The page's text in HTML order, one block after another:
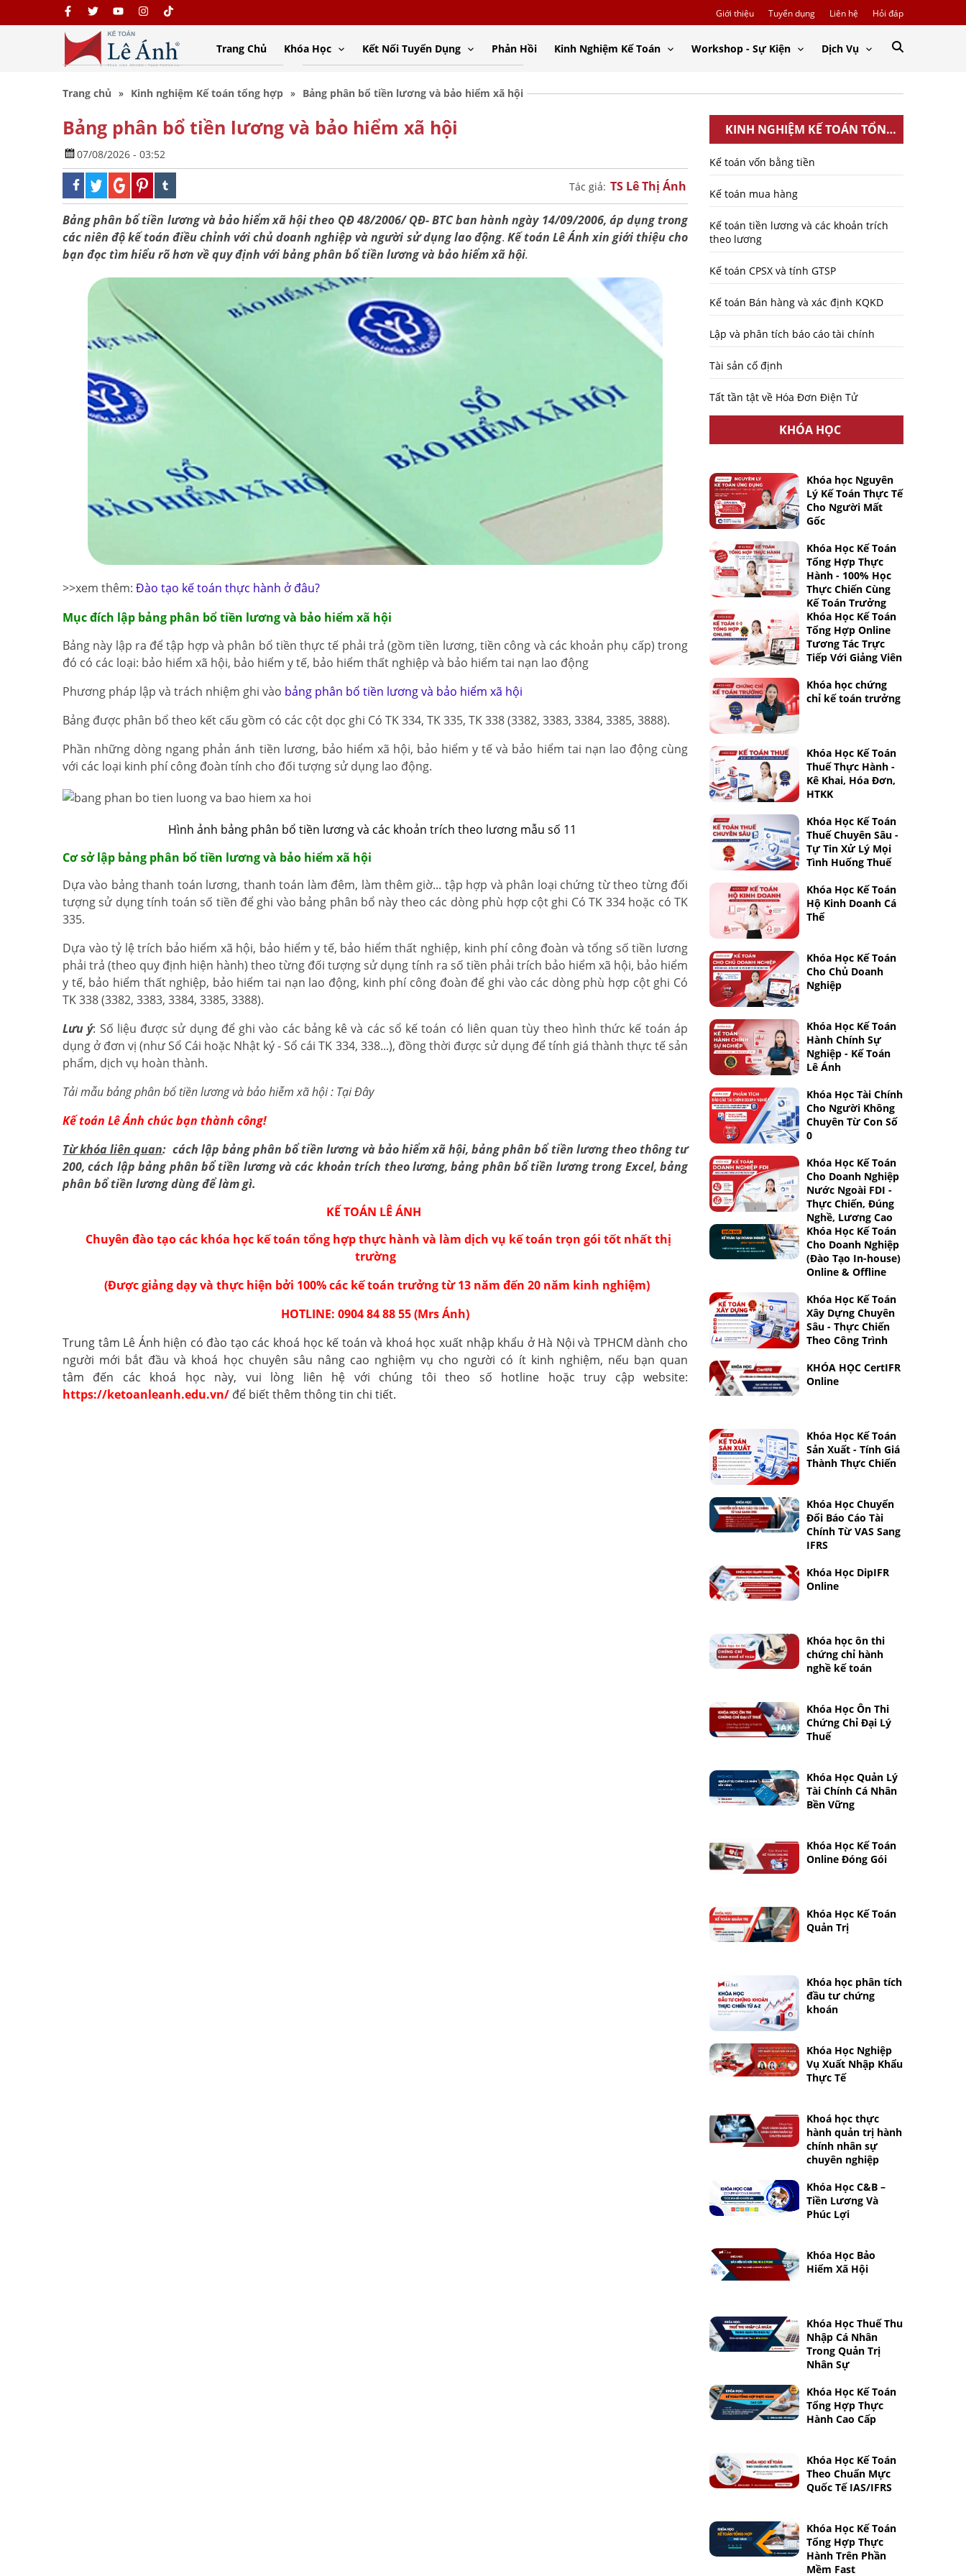
Giới thiệu Tuyển dụng Liên hệ Hỏi đáp
Trang Chủ Khóa Học Kết Nối Tuyển Dụng Phản Hồi Kinh Nghiệm Kế Toán Workshop - Sự Kiện Dịch Vụ
Trang chủ Kinh nghiệm Kế toán tổng hợp Bảng phân bổ tiền lương và bảo hiểm xã hội
Bảng phân bổ tiền lương và bảo hiểm xã hội
07/08/2026 - 03:52
Tác giả: TS Lê Thị Ánh
Bảng phân bổ tiền lương và bảo hiểm xã hội theo QĐ 48/2006/ QĐ- BTC ban hành ngày 14/09/2006, áp dụng trong
các niên độ kế toán điều chỉnh với chủ doanh nghiệp và người sử dụng lao động. Kế toán Lê Ánh xin giới thiệu cho
bạn đọc tìm hiểu rõ hơn về quy định với bảng phân bổ tiền lương và bảo hiểm xã hội.
>>xem thêm: Đào tạo kế toán thực hành ở đâu?
Mục đích lập bảng phân bổ tiền lương và bảo hiểm xã hội
Bảng này lập ra để tập hợp và phân bổ tiền thực tế phải trả (gồm tiền lương, tiền công và các khoản phụ cấp) trong
đó có các loại: bảo hiểm xã hội, bảo hiểm y tế, bảo hiểm thất nghiệp và bảo hiểm tai nạn lao động
Phương pháp lập và trách nhiệm ghi vào bảng phân bổ tiền lương và bảo hiểm xã hội
Bảng được phân bổ theo kết cấu gồm có các cột dọc ghi Có TK 334, TK 335, TK 338 (3382, 3383, 3384, 3385, 3888).
Phần những dòng ngang phản ánh tiền lương, bảo hiểm xã hội, bảo hiểm y tế và bảo hiểm tai nạn lao động cùng
với các loại kinh phí công đoàn tính cho đối tượng sử dụng lao động.
Hình ảnh bảng phân bổ tiền lương và các khoản trích theo lương mẫu số 11
Cơ sở lập bảng phân bổ tiền lương và bảo hiểm xã hội
Dựa vào bảng thanh toán lương, thanh toán làm đêm, làm thêm giờ... tập hợp và phân loại chứng từ theo từng đối
tượng sử dụng tính toán số tiền để ghi vào bảng phân bổ này theo các dòng phù hợp cột ghi Có TK 334 hoặc có TK
335.
Dựa vào tỷ lệ trích bảo hiểm xã hội, bảo hiểm y tế, bảo hiểm thất nghiệp, kinh phí công đoàn và tổng số tiền lương
phải trả (theo quy định hiện hành) theo từng đối tượng sử dụng tính ra số tiền phải trích bảo hiểm xã hội, bảo hiểm
y tế, bảo hiểm thất nghiệp, bảo hiểm tai nạn lao động, kinh phí công đoàn để ghi vào các dòng phù hợp cột ghi Có
TK 338 (3382, 3383, 3384, 3385, 3388).
Lưu ý: Số liệu được sử dụng để ghi vào các bảng kê và các sổ kế toán có liên quan tùy theo hình thức kế toán áp
dụng ở đơn vị (như Sổ Cái hoặc Nhật ký - Sổ cái TK 334, 338...), đồng thời được sử dụng để tính giá thành thực tế sản
phẩm, dịch vụ hoàn thành.
Tải mẫu bảng phân bổ tiền lương và bảo hiễm xã hội : Tại Đây
Kế toán Lê Ánh chúc bạn thành công!
Từ khóa liên quan: cách lập bảng phân bổ tiền lương và bảo hiểm xã hội, bảng phân bổ tiền lương theo thông tư
200, cách lập bảng phân bổ tiền lương và các khoản trích theo lương, bảng phân bổ tiền lương trong Excel, bảng
phân bổ tiền lương dùng để làm gì.
KẾ TOÁN LÊ ÁNH
Chuyên đào tạo các khóa học kế toán tổng hợp thực hành và làm dịch vụ kế toán trọn gói tốt nhất thị
trường
(Được giảng dạy và thực hiện bởi 100% các kế toán trưởng từ 13 năm đến 20 năm kinh nghiệm)
HOTLINE: 0904 84 88 55 (Mrs Ánh)
Trung tâm Lê Ánh hiện có đào tạo các khoá học kế toán và khoá học xuất nhập khẩu ở Hà Nội và TPHCM dành cho
người mới bắt đầu và khoá học chuyên sâu nâng cao nghiệm vụ cho người có ít kinh nghiệm, nếu bạn quan
tâm đến các khoá học này, vui lòng liên hệ với chúng tôi theo số hotline hoặc truy cập website:
https://ketoanleanh.edu.vn/ để biết thêm thông tin chi tiết.
KINH NGHIỆM KẾ TOÁN TỔNG
HỢP
Kế toán vốn bằng tiền
Kế toán mua hàng
Kế toán tiền lương và các khoản trích
theo lương
Kế toán CPSX và tính GTSP
Kế toán Bán hàng và xác định KQKD
Lập và phân tích báo cáo tài chính
Tài sản cố định
Tất tần tật về Hóa Đơn Điện Tử
KHÓA HỌC
Khóa học Nguyên
Lý Kế Toán Thực Tế
Cho Người Mất
Gốc
Khóa Học Kế Toán
Tổng Hợp Thực
Hành - 100% Học
Thực Chiến Cùng
Kế Toán Trưởng
Khóa Học Kế Toán
Tổng Hợp Online
Tương Tác Trực
Tiếp Với Giảng Viên
Khóa học chứng
chỉ kế toán trưởng
Khóa Học Kế Toán
Thuế Thực Hành -
Kê Khai, Hóa Đơn,
HTKK
Khóa Học Kế Toán
Thuế Chuyên Sâu -
Tự Tin Xử Lý Mọi
Tình Huống Thuế
Khóa Học Kế Toán
Hộ Kinh Doanh Cá
Thể
Khóa Học Kế Toán
Cho Chủ Doanh
Nghiệp
Khóa Học Kế Toán
Hành Chính Sự
Nghiệp - Kế Toán
Lê Ánh
Khóa Học Tài Chính
Cho Người Không
Chuyên Từ Con Số
0
Khóa Học Kế Toán
Cho Doanh Nghiệp
Nước Ngoài FDI -
Thực Chiến, Đúng
Nghề, Lương Cao
Khóa Học Kế Toán
Cho Doanh Nghiệp
(Đào Tạo In-house)
Online & Offline
Khóa Học Kế Toán
Xây Dựng Chuyên
Sâu - Thực Chiến
Theo Công Trình
KHÓA HỌC CertIFR
Online
Khóa Học Kế Toán
Sản Xuất - Tính Giá
Thành Thực Chiến
Khóa Học Chuyển
Đổi Báo Cáo Tài
Chính Từ VAS Sang
IFRS
Khóa Học DipIFR
Online
Khóa học ôn thi
chứng chỉ hành
nghề kế toán
Khóa Học Ôn Thi
Chứng Chỉ Đại Lý
Thuế
Khóa Học Quản Lý
Tài Chính Cá Nhân
Bền Vững
Khóa Học Kế Toán
Online Đóng Gói
Khóa Học Kế Toán
Quản Trị
Khóa học phân tích
đầu tư chứng
khoán
Khóa Học Nghiệp
Vụ Xuất Nhập Khẩu
Thực Tế
Khoá học thực
hành quản trị hành
chính nhân sự
chuyên nghiệp
Khóa Học C&B –
Tiền Lương Và
Phúc Lợi
Khóa Học Bảo
Hiểm Xã Hội
Khóa Học Thuế Thu
Nhập Cá Nhân
Trong Quản Trị
Nhân Sự
Khóa Học Kế Toán
Tổng Hợp Thực
Hành Cao Cấp
Khóa Học Kế Toán
Theo Chuẩn Mực
Quốc Tế IAS/IFRS
Khóa Học Kế Toán
Tổng Hợp Thực
Hành Trên Phần
Mềm Fast